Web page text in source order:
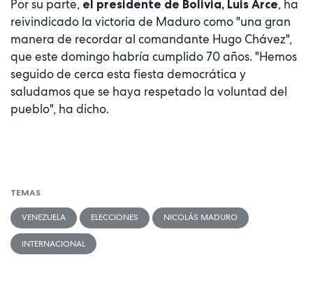
Por su parte, el presidente de Bolivia, Luis Arce, ha
reivindicado la victoria de Maduro como "una gran
manera de recordar al comandante Hugo Chávez",
que este domingo habría cumplido 70 años. "Hemos
seguido de cerca esta fiesta democrática y
saludamos que se haya respetado la voluntad del
pueblo", ha dicho.
TEMAS
VENEZUELA ELECCIONES NICOLÁS MADURO
INTERNACIONAL